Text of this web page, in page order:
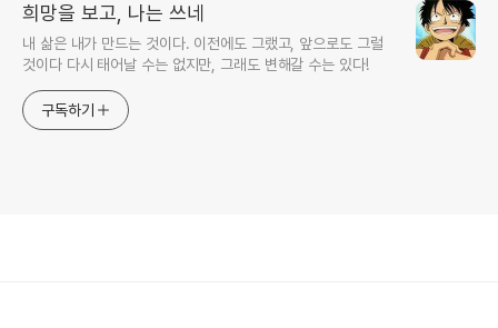
희망을 보고, 나는 쓰네
내 삶은 내가 만드는 것이다. 이전에도 그랬고, 앞으로도 그럴
것이다 다시 태어날 수는 없지만, 그래도 변해갈 수는 있다!
구독하기